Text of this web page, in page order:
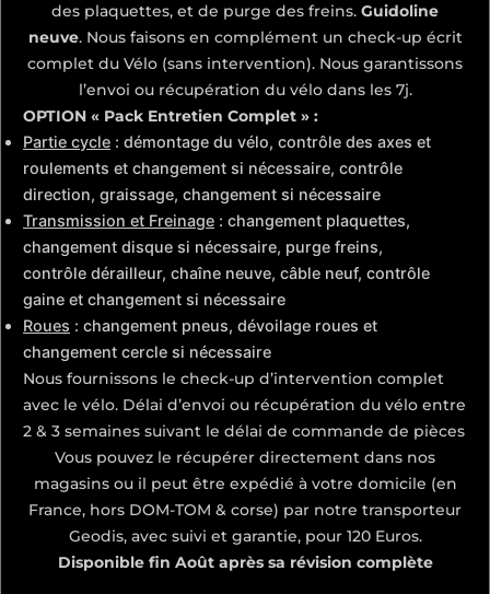
des plaquettes, et de purge des freins. Guidoline
neuve. Nous faisons en complément un check-up écrit
complet du Vélo (sans intervention). Nous garantissons
l’envoi ou récupération du vélo dans les 7j.
OPTION « Pack Entretien Complet » :
Partie cycle : démontage du vélo, contrôle des axes et
roulements et changement si nécessaire, contrôle
direction, graissage, changement si nécessaire
Transmission et Freinage : changement plaquettes,
changement disque si nécessaire, purge freins,
contrôle dérailleur, chaîne neuve, câble neuf, contrôle
gaine et changement si nécessaire
Roues : changement pneus, dévoilage roues et
changement cercle si nécessaire
Nous fournissons le check-up d’intervention complet
avec le vélo. Délai d’envoi ou récupération du vélo entre
2 & 3 semaines suivant le délai de commande de pièces
Vous pouvez le récupérer directement dans nos
magasins ou il peut être expédié à votre domicile (en
France, hors DOM-TOM & corse) par notre transporteur
Geodis, avec suivi et garantie, pour 120 Euros.
Disponible fin Août après sa révision complète